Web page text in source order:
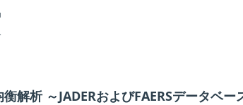
解析 ～JADERおよびFAERSデータベー